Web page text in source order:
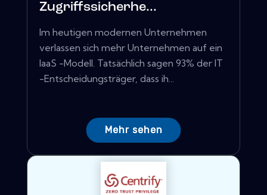
Zugriffssicherhe...
Im heutigen modernen Unternehmen
verlassen sich mehr Unternehmen auf ein
IaaS -Modell. Tatsächlich sagen 93% der IT
-Entscheidungsträger, dass ih...
Mehr sehen